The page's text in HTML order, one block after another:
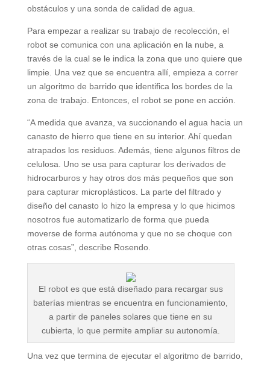
obstáculos y una sonda de calidad de agua.
Para empezar a realizar su trabajo de recolección, el
robot se comunica con una aplicación en la nube, a
través de la cual se le indica la zona que uno quiere que
limpie. Una vez que se encuentra allí, empieza a correr
un algoritmo de barrido que identifica los bordes de la
zona de trabajo. Entonces, el robot se pone en acción.
“A medida que avanza, va succionando el agua hacia un
canasto de hierro que tiene en su interior. Ahí quedan
atrapados los residuos. Además, tiene algunos filtros de
celulosa. Uno se usa para capturar los derivados de
hidrocarburos y hay otros dos más pequeños que son
para capturar microplásticos. La parte del filtrado y
diseño del canasto lo hizo la empresa y lo que hicimos
nosotros fue automatizarlo de forma que pueda
moverse de forma autónoma y que no se choque con
otras cosas”, describe Rosendo.
El robot es que está diseñado para recargar sus
baterías mientras se encuentra en funcionamiento,
a partir de paneles solares que tiene en su
cubierta, lo que permite ampliar su autonomía.
Una vez que termina de ejecutar el algoritmo de barrido,